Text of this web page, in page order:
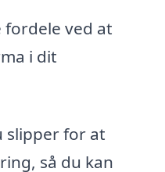
ved at
i dit
slipper for at
så du kan